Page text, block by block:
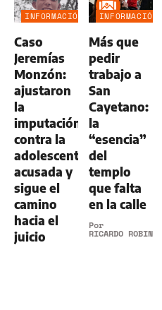
INFORMACIÓN
Caso
Jeremías
Monzón:
ajustaron
la
imputación
contra la
adolescente
acusada y
sigue el
camino
hacia el
juicio
INFORMACIÓN
Más que
pedir
trabajo a
San
Cayetano:
la
“esencia”
del
templo
que falta
en la calle
Por
RICARDO ROBINS